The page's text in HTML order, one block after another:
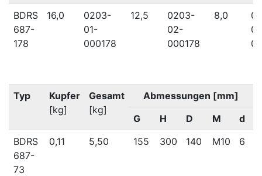
BDRS
687-
178
16,0
0203-
01-
000178
12,5
0203-
02-
000178
8,0
Typ
Kupfer
[kg]
Gesamt
[kg]
Abmessungen [mm]
G
H D M
d
BDRS
687-
73
0,11 5,50 155 300 140 M10 6